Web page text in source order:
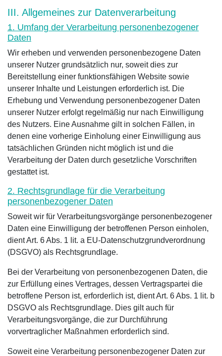
III. Allgemeines zur Datenverarbeitung
1. Umfang der Verarbeitung personenbezogener
Daten
Wir erheben und verwenden personenbezogene Daten
unserer Nutzer grundsätzlich nur, soweit dies zur
Bereitstellung einer funktionsfähigen Website sowie
unserer Inhalte und Leistungen erforderlich ist. Die
Erhebung und Verwendung personenbezogener Daten
unserer Nutzer erfolgt regelmäßig nur nach Einwilligung
des Nutzers. Eine Ausnahme gilt in solchen Fällen, in
denen eine vorherige Einholung einer Einwilligung aus
tatsächlichen Gründen nicht möglich ist und die
Verarbeitung der Daten durch gesetzliche Vorschriften
gestattet ist.
2. Rechtsgrundlage für die Verarbeitung
personenbezogener Daten
Soweit wir für Verarbeitungsvorgänge personenbezogener
Daten eine Einwilligung der betroffenen Person einholen,
dient Art. 6 Abs. 1 lit. a EU-Datenschutzgrundverordnung
(DSGVO) als Rechtsgrundlage.
Bei der Verarbeitung von personenbezogenen Daten, die
zur Erfüllung eines Vertrages, dessen Vertragspartei die
betroffene Person ist, erforderlich ist, dient Art. 6 Abs. 1 lit. b
DSGVO als Rechtsgrundlage. Dies gilt auch für
Verarbeitungsvorgänge, die zur Durchführung
vorvertraglicher Maßnahmen erforderlich sind.
Soweit eine Verarbeitung personenbezogener Daten zur